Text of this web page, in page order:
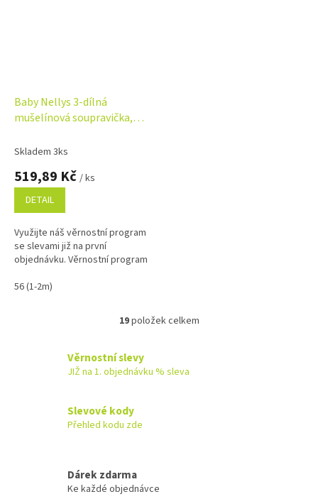
Baby Nellys 3-dílná
mušelínová soupravička,
GIRL, žlutá
Skladem 3ks
519,89 Kč / ks
DETAIL
Využijte náš věrnostní program
se slevami již na první
objednávku. Věrnostní program
56 (1-2m)
O
á
y
19položek celkem
Věrnostní slevy
JIŽ na 1. objednávku % sleva
Slevové kody
Přehled kodu zde
Dárek zdarma
Ke každé objednávce